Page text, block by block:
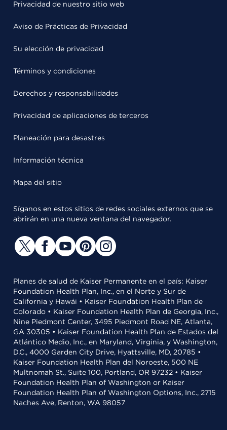
Privacidad de nuestro sitio web
Aviso de Prácticas de Privacidad
Su elección de privacidad
Términos y condiciones
Derechos y responsabilidades
Privacidad de aplicaciones de terceros
Planeación para desastres
Información técnica
Mapa del sitio
Síganos en estos sitios de redes sociales externos que se
abrirán en una nueva ventana del navegador.
Planes de salud de Kaiser Permanente en el país: Kaiser
Foundation Health Plan, Inc., en el Norte y Sur de
California y Hawái • Kaiser Foundation Health Plan de
Colorado • Kaiser Foundation Health Plan de Georgia, Inc.,
Nine Piedmont Center, 3495 Piedmont Road NE, Atlanta,
GA 30305 • Kaiser Foundation Health Plan de Estados del
Atlántico Medio, Inc., en Maryland, Virginia, y Washington,
D.C., 4000 Garden City Drive, Hyattsville, MD, 20785 •
Kaiser Foundation Health Plan del Noroeste, 500 NE
Multnomah St., Suite 100, Portland, OR 97232 • Kaiser
Foundation Health Plan of Washington or Kaiser
Foundation Health Plan of Washington Options, Inc., 2715
Naches Ave, Renton, WA 98057